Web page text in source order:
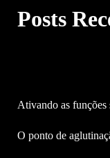
Posts
Ativando as funções
O ponto de